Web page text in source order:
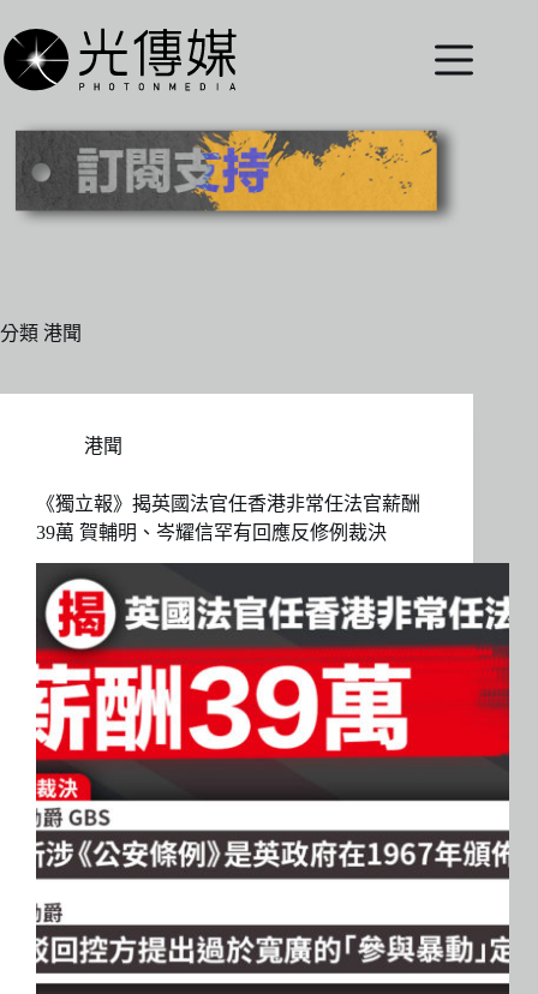
至
主
內
分類 港聞
港聞
《獨立報》揭英國法官任香港非常任法官薪酬
39萬 賀輔明、岑耀信罕有回應反修例裁決